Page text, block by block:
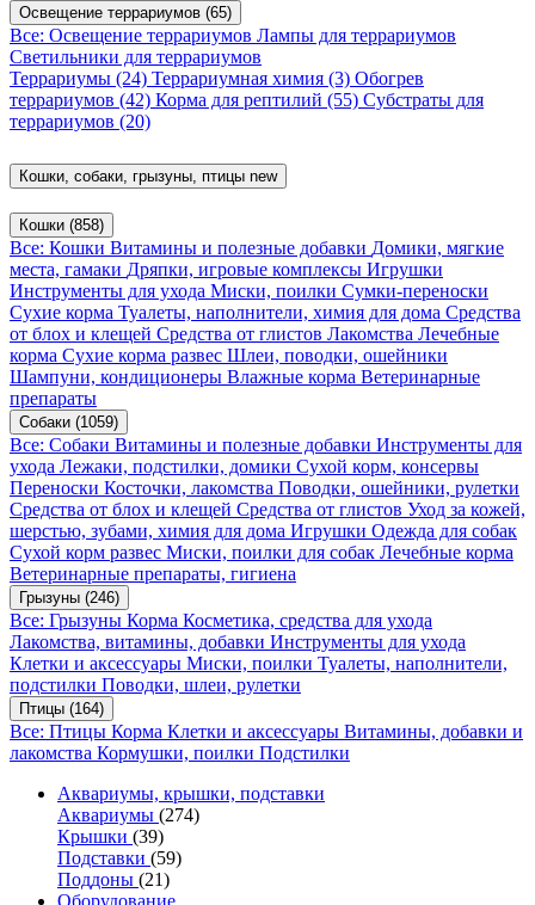
Освещение террариумов (65)
Все: Освещение террариумов Лампы для террариумов
Светильники для террариумов
Террариумы (24) Террариумная химия (3) Обогрев
террариумов (42) Корма для рептилий (55) Субстраты для
террариумов (20)
Кошки, собаки, грызуны, птицы new
Кошки (858)
Все: Кошки Витамины и полезные добавки Домики, мягкие
места, гамаки Дряпки, игровые комплексы Игрушки
Инструменты для ухода Миски, поилки Сумки-переноски
Сухие корма Туалеты, наполнители, химия для дома Средства
от блох и клещей Средства от глистов Лакомства Лечебные
корма Сухие корма развес Шлеи, поводки, ошейники
Шампуни, кондиционеры Влажные корма Ветеринарные
препараты
Собаки (1059)
Все: Собаки Витамины и полезные добавки Инструменты для
ухода Лежаки, подстилки, домики Сухой корм, консервы
Переноски Косточки, лакомства Поводки, ошейники, рулетки
Средства от блох и клещей Средства от глистов Уход за кожей,
шерстью, зубами, химия для дома Игрушки Одежда для собак
Сухой корм развес Миски, поилки для собак Лечебные корма
Ветеринарные препараты, гигиена
Грызуны (246)
Все: Грызуны Корма Косметика, средства для ухода
Лакомства, витамины, добавки Инструменты для ухода
Клетки и аксессуары Миски, поилки Туалеты, наполнители,
подстилки Поводки, шлеи, рулетки
Птицы (164)
Все: Птицы Корма Клетки и аксессуары Витамины, добавки и
лакомства Кормушки, поилки Подстилки
Аквариумы, крышки, подставки
Аквариумы (274)
Крышки (39)
Подставки (59)
Поддоны (21)
Оборудование